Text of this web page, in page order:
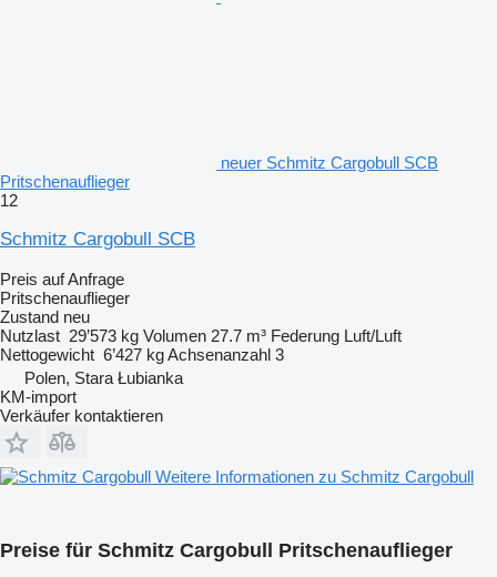
neuer Schmitz Cargobull SCB
Pritschenauflieger
12
Schmitz Cargobull SCB
Preis auf Anfrage
Pritschenauflieger
Zustand neu
Nutzlast 29’573 kg Volumen 27.7 m³ Federung Luft/Luft
Nettogewicht 6’427 kgAchsenanzahl 3
Polen, Stara Łubianka
KM-import
Verkäufer kontaktieren
Weitere Informationen zu Schmitz Cargobull
Preise für Schmitz Cargobull Pritschenauflieger